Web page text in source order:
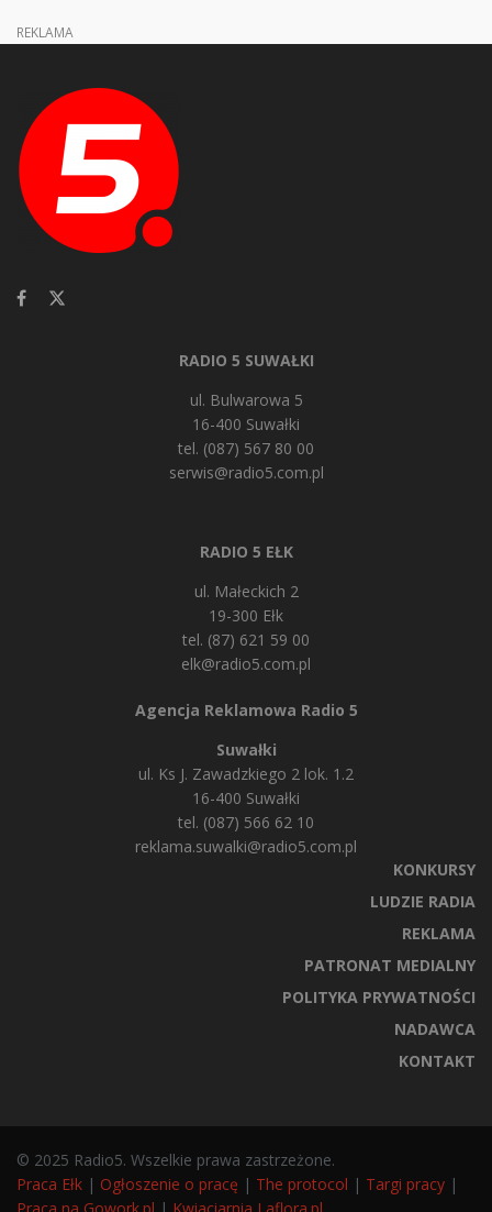
REKLAMA
RADIO 5 SUWAŁKI
ul. Bulwarowa 5
16-400 Suwałki
tel. (087) 567 80 00
serwis@radio5.com.pl
RADIO 5 EŁK
ul. Małeckich 2
19-300 Ełk
tel. (87) 621 59 00
elk@radio5.com.pl
Agencja Reklamowa Radio 5
Suwałki
ul. Ks J. Zawadzkiego 2 lok. 1.2
16-400 Suwałki
tel. (087) 566 62 10
reklama.suwalki@radio5.com.pl
KONKURSY
LUDZIE RADIA
REKLAMA
PATRONAT MEDIALNY
POLITYKA PRYWATNOŚCI
NADAWCA
KONTAKT
© 2025 Radio5. Wszelkie prawa zastrzeżone.
Praca Ełk | Ogłoszenie o pracę | The protocol | Targi pracy |